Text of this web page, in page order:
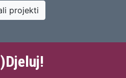
projekti